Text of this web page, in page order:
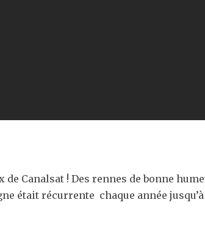
Canalsat ! Des rennes de bonne
était récurrente chaque année jusqu’à